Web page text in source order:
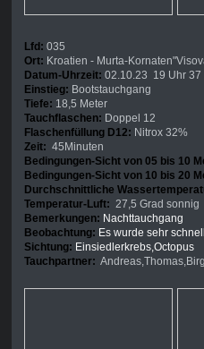
Lfd: 035
Ort: Kroatien - Murta-
Datum-Uhrzeit: 02.10.23 19 Uhr 37
Einstieg: Bootstauchgang
Tiefe: 18,5 Meter
Tauchflaschen: Doppel 12
Flaschenfüllung D12: Nitrox 32%
Zeit: 45Minuten
Bedingungen-Sicht von 05 bis 10
Bedingungen-Sicht von 10 bis 20
Durchschnittliche
Temperatur-Luft: 27,5 Grad sonnig
Bemerkungen: Nachttauchgang
Beobachtung: Es wurde sehr
Sichtung: Einsiedlerkrebs,Octopus
Tauchpartner: